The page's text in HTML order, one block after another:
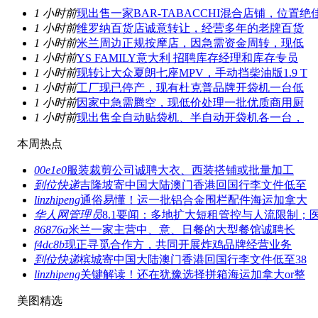
1 小时前现出售一家BAR-TABACCHI混合店铺，位置绝
1 小时前维罗纳百货店诚意转让，经营多年的老牌百货
1 小时前米兰周边正规按摩店，因急需资金周转，现低
1 小时前YS FAMILY意大利 招聘库存经理和库存专员
1 小时前现转让大众夏朗七座MPV，手动挡柴油版1.9 T
1 小时前工厂现已停产，现有杜克普品牌开袋机一台低
1 小时前因家中急需腾空，现低价处理一批优质商用厨
1 小时前现出售全自动贴袋机、半自动开袋机各一台，
本周热点
00e1e0服装裁剪公司诚聘大衣、西装搭铺或批量加工
到位快递吉隆坡寄中国大陆澳门香港回国行李文件低至
linzhipeng通俗易懂！运一批铝合金围栏配件海运加拿大
华人网管理员8.1要闻：多地扩大短租管控与人流限制；
86876a米兰一家主营中、意、日餐的大型餐馆诚聘长
f4dc8b现正寻觅合作方，共同开展炸鸡品牌经营业务
到位快递槟城寄中国大陆澳门香港回国行李文件低至38
linzhipeng关键解读！还在犹豫选择拼箱海运加拿大or整
美图精选